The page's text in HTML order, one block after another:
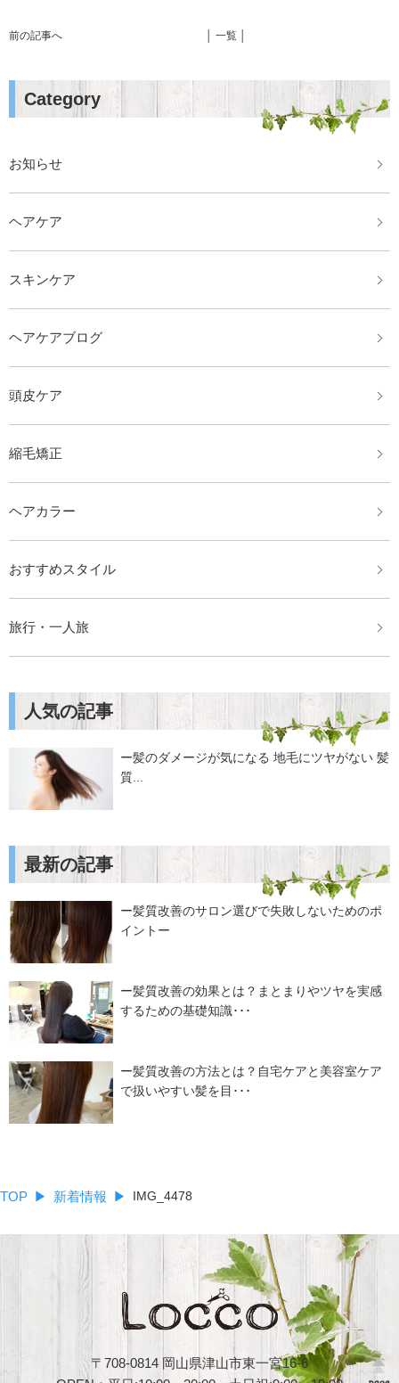
前の記事へ │ 一覧 │
Category
お知らせ
ヘアケア
スキンケア
ヘアケアブログ
頭皮ケア
縮毛矯正
ヘアカラー
おすすめスタイル
旅行・一人旅
人気の記事
ー髪のダメージが気になる 地毛にツヤがない 髪
質...
最新の記事
ー髪質改善のサロン選びで失敗しないためのポ
イントー
ー髪質改善の効果とは？まとまりやツヤを実感
するための基礎知識･･･
ー髪質改善の方法とは？自宅ケアと美容室ケア
で扱いやすい髪を目･･･
TOP 新着情報 IMG_4478
〒708-0814 岡山県津山市東一宮16-6